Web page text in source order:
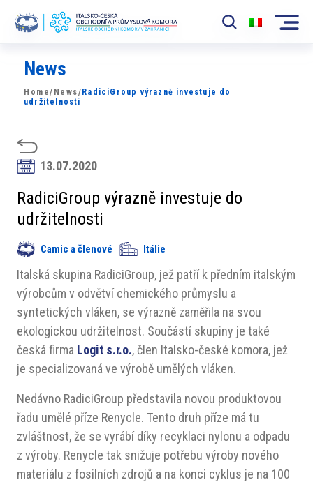
Komora
News
Rozvoj Trhu
Členové
Partneři
​​Projekty
Členská sekce
News
Home/ News/ RadiciGroup výrazně investuje do
udržitelnosti
13.07.2020
RadiciGroup výrazně investuje do
udržitelnosti
Camic a členové Itálie
Italská skupina RadiciGroup, jež patří k předním italským
výrobcům v odvětví chemického průmyslu a
syntetických vláken, se výrazně zaměřila na svou
ekologickou udržitelnost. Součástí skupiny je také
česká firma Logit s.r.o., člen Italsko-české komora, jež
je specializovaná ve výrobě umělých vláken.
Nedávno RadiciGroup představila novou produktovou
řadu umělé příze Renycle. Tento druh příze má tu
zvláštnost, že se vyrábí díky recyklaci nylonu a odpadu
z výroby. Renycle tak snižuje potřebu výroby nového
materiálu z fosilních zdrojů a na konci cyklus je na 100